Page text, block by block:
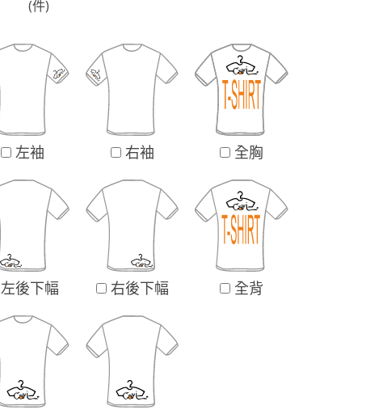
(件)
左袖 右袖 全胸
左後下幅 右後下幅 全背